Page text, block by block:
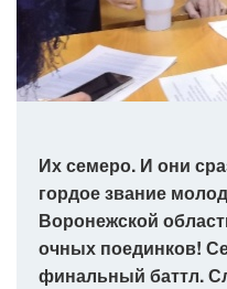
Их семеро. И они
гордое звание
Воронежской
очных поединков!
финальный баттл.